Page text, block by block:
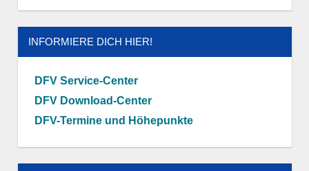
INFORMIERE DICH HIER!
DFV Service-Center
DFV Download-Center
DFV-Termine und Höhepunkte